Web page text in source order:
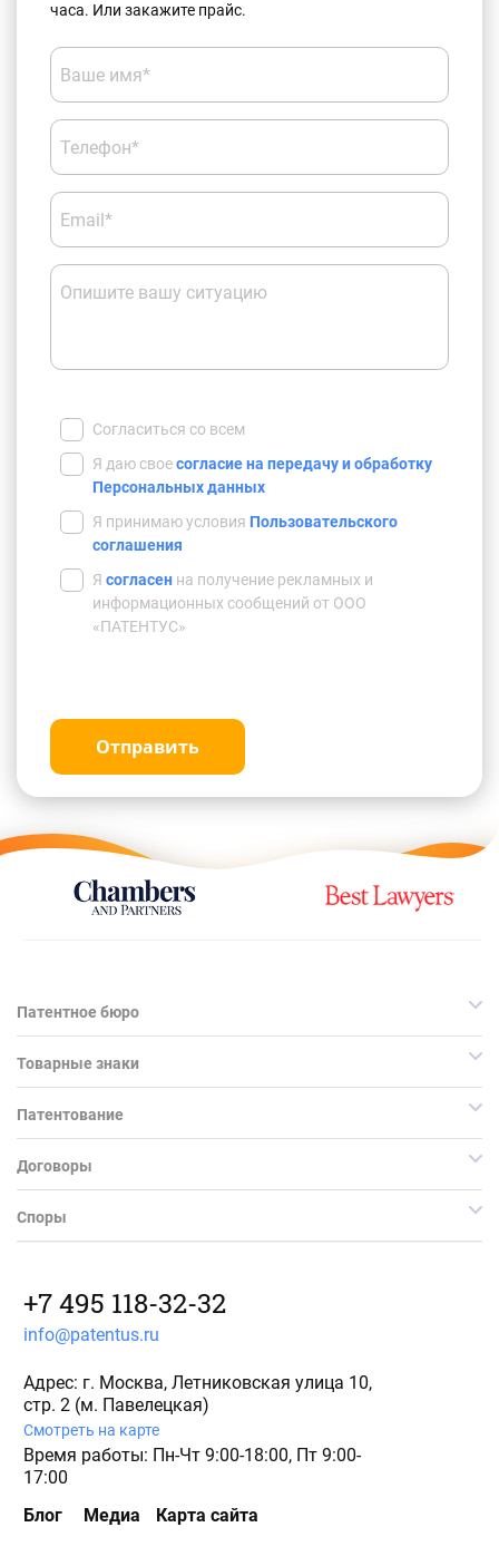
часа. Или закажите прайс.
Ваше имя*
Телефон*
Email*
Опишите вашу ситуацию
Согласиться со всем
Я даю своесогласие на передачу и обработку
Персональных данных
Я принимаю условия Пользовательского
соглашения
Я согласен на получение рекламных и
информационных сообщений от ООО
«ПАТЕНТУС»
Отправить
Патентное бюро
Товарные знаки
Патентование
Договоры
Споры
+7 495 118-32-32
info@patentus.ru
Адрес: г. Москва, Летниковская улица 10,
стр. 2 (м. Павелецкая)
Смотреть на карте
Время работы: Пн-Чт 9:00-18:00, Пт 9:00-
17:00
Блог
Медиа Карта сайта